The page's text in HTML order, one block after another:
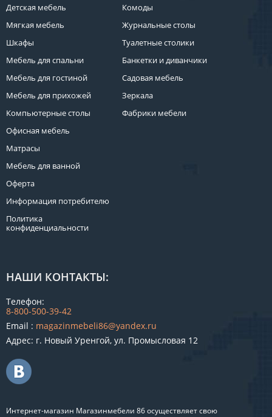
Детская мебель
Мягкая мебель
Шкафы
Мебель для спальни
Мебель для гостиной
Мебель для прихожей
Компьютерные столы
Офисная мебель
Матрасы
Мебель для ванной
Оферта
Информация потребителю
Политика
конфиденциальности
Комоды
Журнальные столы
Туалетные столики
Банкетки и диванчики
Садовая мебель
Зеркала
Фабрики мебели
НАШИ КОНТАКТЫ:
Телефон:
8-800-500-39-42
Email : magazinmebeli86@yandex.ru
Адрес: г. Новый Уренгой, ул. Промысловая 12
Интернет-магазин Магазинмебели 86 осуществляет свою